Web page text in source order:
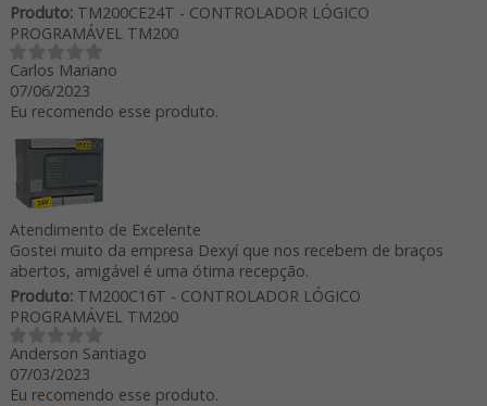
Produto:TM200CE24T - CONTROLADOR LÓGICO
PROGRAMÁVEL TM200
Carlos Mariano
07/06/2023
Eu recomendo esse produto.
Atendimento de Excelente
Gostei muito da empresa Dexyí que nos recebem de braços
abertos, amigável é uma ótima recepção.
Produto:TM200C16T - CONTROLADOR LÓGICO
PROGRAMÁVEL TM200
Anderson Santiago
07/03/2023
Eu recomendo esse produto.